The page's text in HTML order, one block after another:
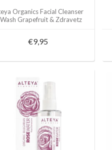
Organics Facial Cleanser
Grapefruit & Zdravetz
€9,95